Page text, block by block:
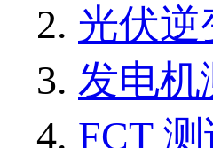
光伏逆
发电机
FCT